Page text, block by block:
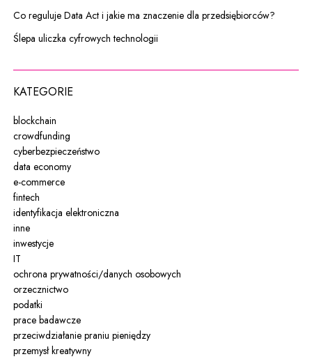
Co reguluje Data Act i jakie ma znaczenie dla przedsiębiorców?
Ślepa uliczka cyfrowych technologii
KATEGORIE
blockchain
crowdfunding
cyberbezpieczeństwo
data economy
e-commerce
fintech
identyfikacja elektroniczna
inne
inwestycje
IT
ochrona prywatności/danych osobowych
orzecznictwo
podatki
prace badawcze
przeciwdziałanie praniu pieniędzy
przemysł kreatywny